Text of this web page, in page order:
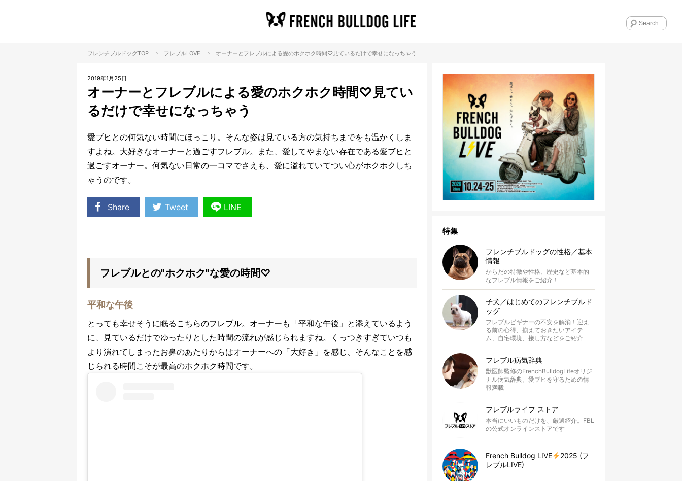
フレンチブルドッグTOP > フレブルLOVE > オーナーとフレブルによる愛のホクホク時間♡見ているだけで幸せになっちゃう
2019年1月25日
オーナーとフレブルによる愛のホクホク時間♡見てい
るだけで幸せになっちゃう
愛ブヒとの何気ない時間にほっこり。そんな姿は見ている方の気持ちまでをも温かくしま
すよね。大好きなオーナーと過ごすフレブル。また、愛してやまない存在である愛ブヒと
過ごすオーナー。何気ない日常の一コマでさえも、愛に溢れていてつい心がホクホクしち
ゃうのです。
Share Tweet LINE
フレブルとの"ホクホク"な愛の時間♡
平和な午後
とっても幸せそうに眠るこちらのフレブル。オーナーも「平和な午後」と添えているよう
に、見ているだけでゆったりとした時間の流れが感じられますね。くっつきすぎていつも
より潰れてしまったお鼻のあたりからはオーナーへの「大好き」を感じ、そんなことを感
じられる時間こそが最高のホクホク時間です。
特集
フレンチブルドッグの性格／基本
情報
からだの特徴や性格、歴史など基本的
なフレブル情報をご紹介！
子犬／はじめてのフレンチブルド
ッグ
フレブルビギナーの不安を解消！迎え
る前の心得、揃えておきたいアイテ
ム、自宅環境、接し方などをご紹介
フレブル病気辞典
獣医師監修のFrenchBulldogLifeオリジ
ナル病気辞典。愛ブヒを守るための情
報満載
フレブルライフ ストア
本当にいいものだけを、厳選紹介。FBL
の公式オンラインストアです
French Bulldog LIVE
2025 (フ
レブルLIVE)